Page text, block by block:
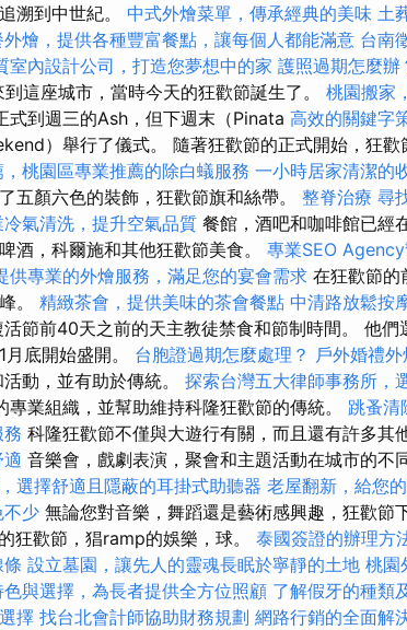
溯到中世紀。 中式外燴菜單，傳承經典的美味 土
外燴，提供各種豐富餐點，讓每個人都能滿意 台南
室內設計公司，打造您夢想中的家 護照過期怎麼辦
這座城市，當時今天的狂歡節誕生了。 桃園搬家
式到週三的Ash，但下週末（Pinata 高效的關鍵字
）舉行了儀式。 隨著狂歡節的正式開始，狂​​歡
桃園區專業推薦的除白蟻服務 一小時居家清潔的
五顏六色的裝飾，狂歡節旗和絲帶。 整脊治療 尋
冷氣清洗，提升空氣品質 餐館，酒吧和咖啡館已經
酒，科爾施和其他狂歡節美食。 專業SEO
供專業的外燴服務，滿足您的宴會需求 在狂歡節的
。 精緻茶會，提供美味的茶會餐點 中清路放鬆按
活節前40天之前的天主教徒禁食和節制時間。 他們
底開始盛開。 台胞證過期怎麼處理？ 戶外婚禮
動，並有助於傳統。 探索台灣五大律師事務所，
專業組織，並幫助維持科隆狂歡節的傳統。 跳蚤清
科隆狂歡節不僅與大遊行有關，而且還有許多其
音樂會，戲劇表演，聚會和主題活動在城市的不
選擇舒適且隱蔽的耳掛式助聽器 老屋翻新，給您
不少 無論您對音樂，舞蹈還是藝術感興趣，狂歡節
狂歡節，猖ramp的娛樂，球。 泰國簽證的辦理方
設立墓園，讓先人的靈魂長眠於寧靜的土地 桃園
與選擇，為長者提供全方位照顧 了解假牙的種類
擇 找台北會計師協助財務規劃 網路行銷的全面解